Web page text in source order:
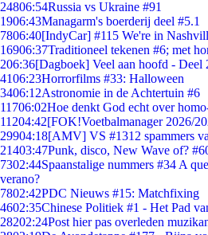
24806:54Russia vs Ukraine #91
1906:43Managarm's boerderij deel #5.1
7806:40[IndyCar] #115 We're in
16906:37Traditioneel tekenen #6; met
206:36[Dagboek] Veel aan hoofd - Deel
4106:23Horrorfilms #33: Halloween
3406:12Astronomie in de Achtertuin #6
11706:02Hoe denkt God echt over
11204:42[FOK!Voetbalmanager 2026/
29904:18[AMV] VS #1312 spammers
21403:47Punk, disco, New Wave of?
7302:44Spaanstalige nummers #34 A
verano?
7802:42PDC Nieuws #15: Matchfixing
4602:35Chinese Politiek #1 - Het Pad
28202:24Post hier pas overleden